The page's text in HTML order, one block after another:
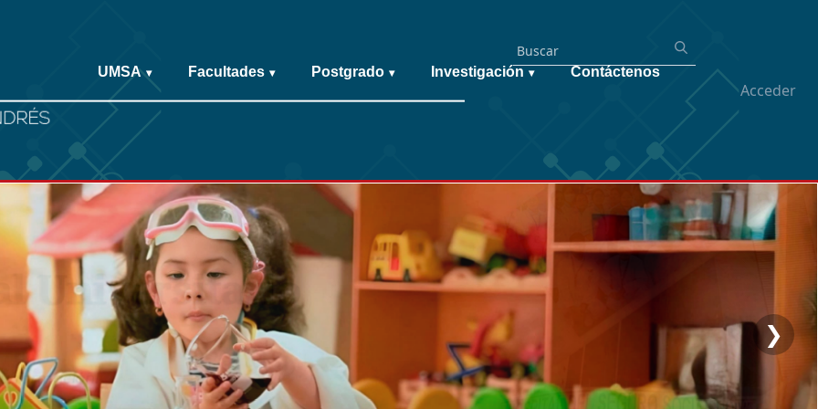
Acceder
UMSA ▾ Facultades ▾ Postgrado ▾ Investigación ▾ Contáctenos
❯